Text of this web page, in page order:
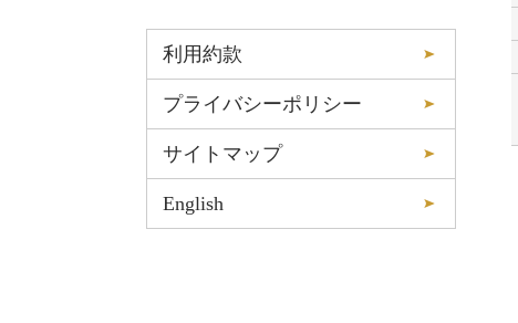
利用約款
プライバシーポリシー
サイトマップ
English